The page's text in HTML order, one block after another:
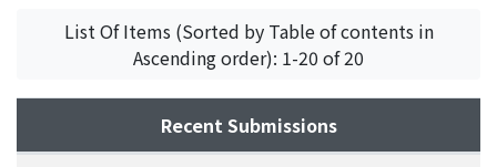
List Of Items (Sorted by Table of contents in
Ascending order): 1-20 of 20
Recent Submissions